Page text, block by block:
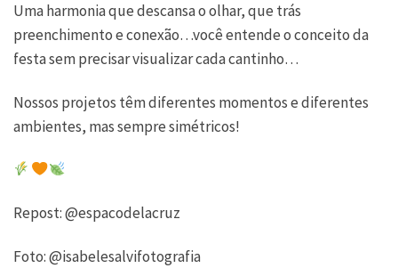
Uma harmonia que descansa o olhar, que trás
preenchimento e conexão…você entende o conceito da
festa sem precisar visualizar cada cantinho…
Nossos projetos têm diferentes momentos e diferentes
ambientes, mas sempre simétricos!
Repost: @espacodelacruz
Foto: @isabelesalvifotografia